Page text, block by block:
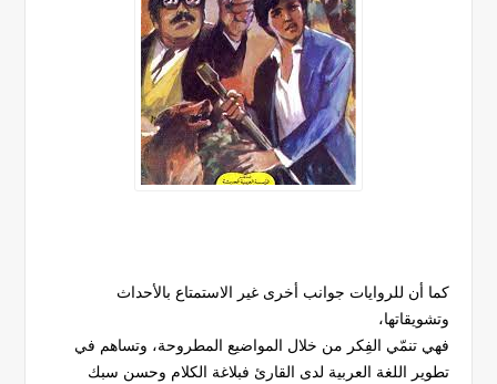
كما أن للروايات جوانب أخرى غير الاستمتاع بالأحداث
وتشويقاتها،
فهي تنمّي الفِكر من خلال المواضيع المطروحة، وتساهم في
تطوير اللغة العربية لدى القارئ فبلاغة الكلام وحسن سبك